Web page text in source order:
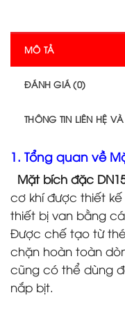
MÔ TẢ
ĐÁNH GIÁ (0)
THÔNG TIN LIÊN HỆ
1. Tổng quan về
Mặt bích đặc
cơ khí được thiết
thiết bị van bằng
Được chế tạo từ
chặn hoàn toàn
cũng có thể dùng
nắp bịt.